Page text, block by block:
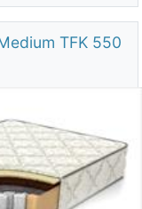
TFK 550